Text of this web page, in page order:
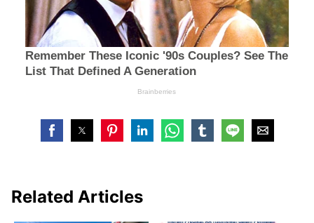
Related Articles